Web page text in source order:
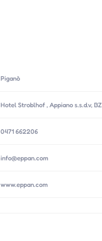
Piganò
Hotel Stroblhof , Appiano s.s.d.v, BZ
0471 662206
info@eppan.com
www.eppan.com